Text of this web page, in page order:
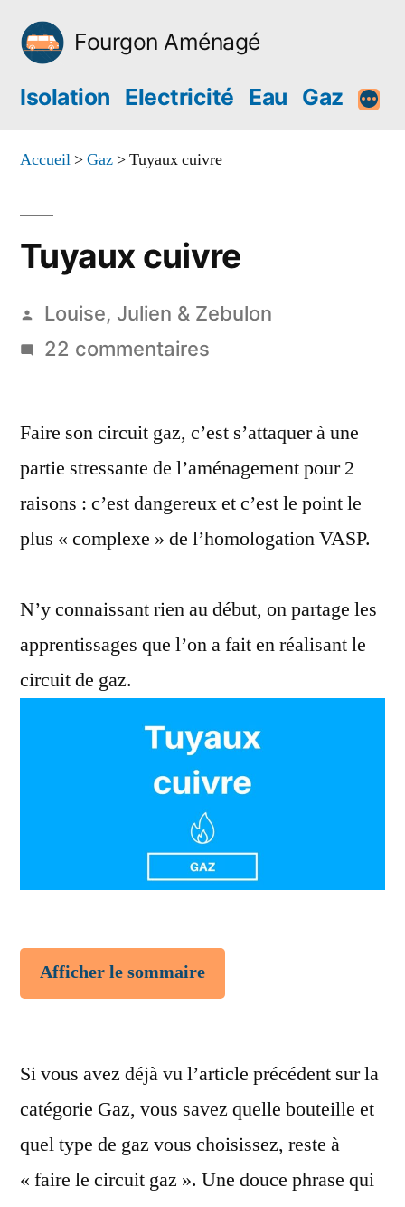
Aller
contenu
Fourgon Aménagé
Isolation Electricité Eau Gaz
Accueil >Gaz >Tuyaux cuivre
Tuyaux cuivre
Publié
par
Louise, Julien & Zebulon
22 commentaires
Faire son circuit gaz, c’est s’attaquer à une
partie stressante de l’aménagement pour 2
raisons : c’est dangereux et c’est le point le
plus « complexe » de l’homologation VASP.
N’y connaissant rien au début, on partage les
apprentissages que l’on a fait en réalisant le
circuit de gaz.
Afficher le sommaire
Si vous avez déjà vu l’article précédent sur la
catégorie Gaz, vous savez quelle bouteille et
quel type de gaz vous choisissez, reste à
« faire le circuit gaz ». Une douce phrase qui